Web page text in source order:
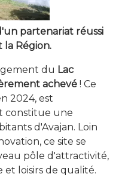
partenariat réussi
Région.
du Lac
achevé ! Ce
2024, est
constitue une
d'Avajan. Loin
ce site se
pôle d'attractivité,
loisirs de qualité.